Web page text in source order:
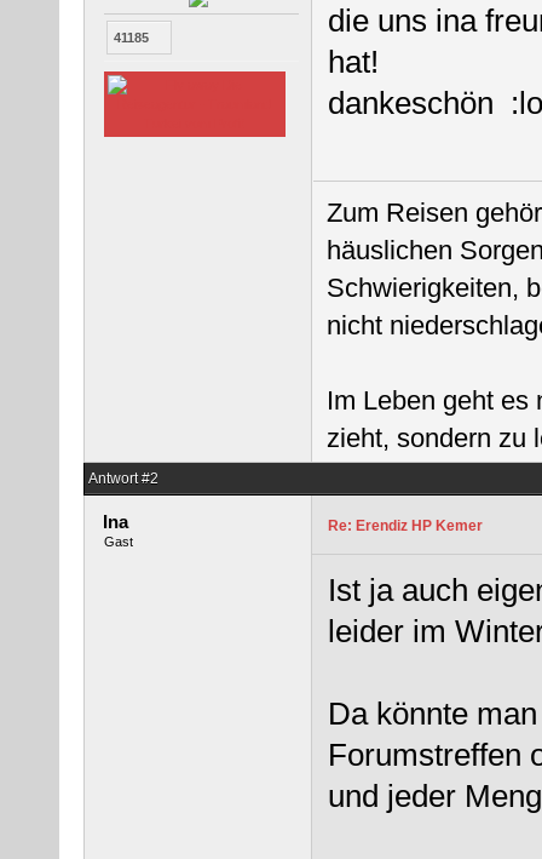
41185
die uns ina
hat!
dankeschön
Zum Reisen
häuslichen
Schwierigkeiten,
nicht
Im Leben geht es
zieht, sondern zu
Antwort #2
Ina
Gast
Re: Erendiz HP Kemer
Ist ja auch
leider im
Da könnte
Forumstreffen
und jeder